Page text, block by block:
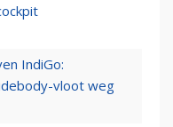
IndiGo:
vloot weg